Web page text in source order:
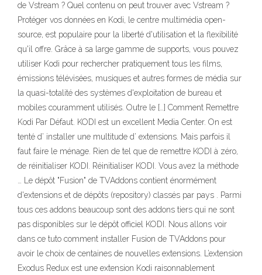
de Vstream ? Quel contenu on peut trouver avec Vstream ?
Protéger vos données en Kodi, le centre multimédia open-
source, est populaire pour la liberté d'utilisation et la flexibilité
qu'il offre. Grâce à sa large gamme de supports, vous pouvez
utiliser Kodi pour rechercher pratiquement tous les films,
émissions télévisées, musiques et autres formes de média sur
la quasi-totalité des systèmes d'exploitation de bureau et
mobiles couramment utilisés. Outre le […] Comment Remettre
Kodi Par Défaut. KODI est un excellent Media Center. On est
tenté d’ installer une multitude d’ extensions. Mais parfois il
faut faire le ménage. Rien de tel que de remettre KODI à zéro,
de réinitialiser KODI. Réinitialiser KODI. Vous avez la méthode
… Le dépôt "Fusion" de TVAddons contient énormément
d'extensions et de dépôts (repository) classés par pays . Parmi
tous ces addons beaucoup sont des addons tiers qui ne sont
pas disponibles sur le dépôt officiel KODI. Nous allons voir
dans ce tuto comment installer Fusion de TVAddons pour
avoir le choix de centaines de nouvelles extensions. L’extension
Exodus Redux est une extension Kodi raisonnablement